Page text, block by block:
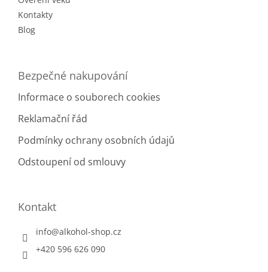
Kontakty
Blog
Bezpečné nakupování
Informace o souborech cookies
Reklamační řád
Podmínky ochrany osobních údajů
Odstoupení od smlouvy
Kontakt
info@alkohol-shop.cz
+420 596 626 090